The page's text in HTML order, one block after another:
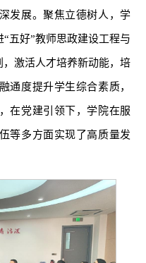
发展。聚焦立德树人，学
五好”教师思政建设工程与
激活人才培养新动能，培
通度提升学生综合素质，
在党建引领下，学院在服
等多方面实现了高质量发